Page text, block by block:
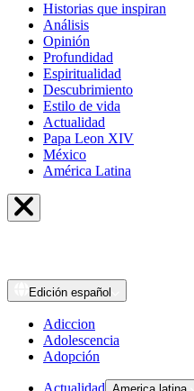
Historias que inspiran
Análisis
Opinión
Profundidad
Espiritualidad
Descubrimiento
Estilo de vida
Actualidad
Papa Leon XIV
México
América Latina
Edición español
Adiccion
Adolescencia
Adopción
Actualidad